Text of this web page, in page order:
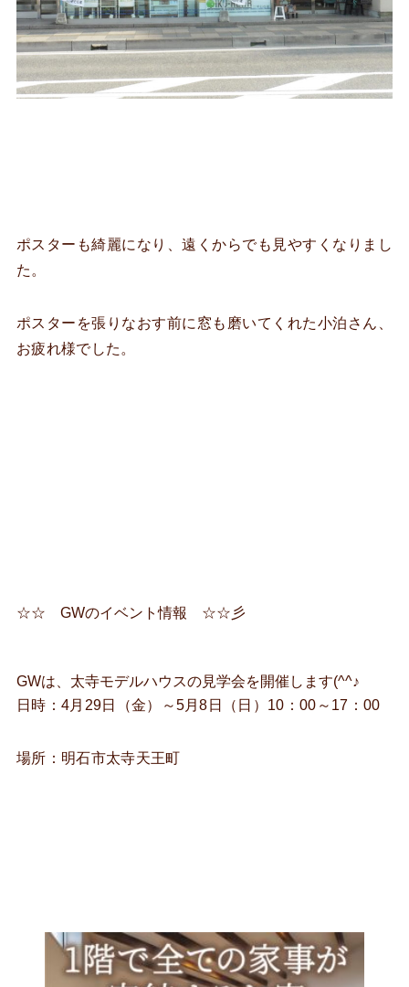
ポスターも綺麗になり、遠くからでも見やすくなりまし
た。
ポスターを張りなおす前に窓も磨いてくれた小泊さん、
お疲れ様でした。
☆☆ GWのイベント情報 ☆☆彡
GWは、太寺モデルハウスの見学会を開催します(^^♪
日時：4月29日（金）～5月8日（日）10：00～17：00
場所：明石市太寺天王町